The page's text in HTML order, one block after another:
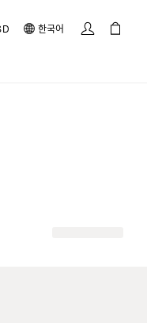
한국어